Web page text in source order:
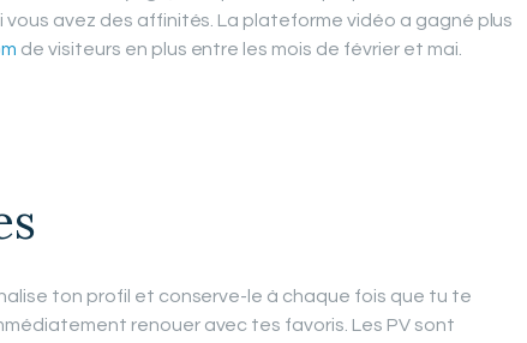
avez des affinités. La plateforme vidéo a gagné plus
de visiteurs en plus entre les mois de février et mai.
ton profil et conserve-le à chaque fois que tu te
renouer avec tes favoris. Les PV sont